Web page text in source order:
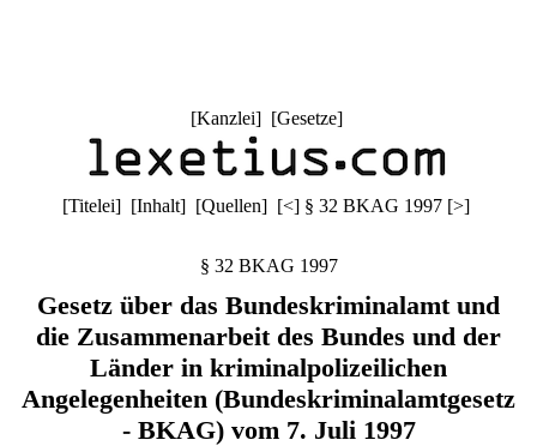
[Kanzlei] [Gesetze]
[Titelei] [Inhalt] [Quellen] [<] § 32 BKAG 1997 [>]
§ 32 BKAG 1997
Gesetz über das Bundeskriminalamt und
die Zusammenarbeit des Bundes und der
Länder in kriminalpolizeilichen
Angelegenheiten (Bundeskriminalamtgesetz
- BKAG) vom 7. Juli 1997